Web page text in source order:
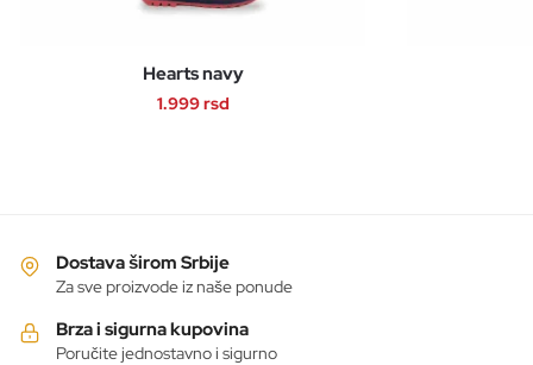
Hearts navy
1.999rsd
varijanti.
Opcije
biti
Dostava širom Srbije
Za sve proizvode iz naše ponude
Brza i sigurna kupovina
Poručite jednostavno i sigurno